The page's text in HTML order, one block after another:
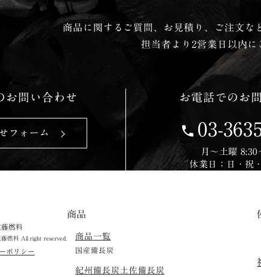
商品に関するご質問、お見積り、ご注文な
担当者より2営業日以内に
お問い合わせ
フォーム
お電話でのお
03-
営業日時
月〜土曜 8:30
休業日：日・祝
燃料
燃料 All right reserved.
ポリシー
商品
商品一覧
国産備長炭
紀州備長炭 土佐備長炭